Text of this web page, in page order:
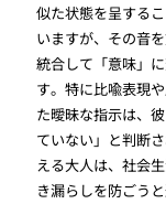
似た状態を呈する
いますが、その音
統合して「意味」
す。特に比喩表現
た曖昧な指示は、
ていない」と判断
える大人は、社会
き漏らしを防ごう